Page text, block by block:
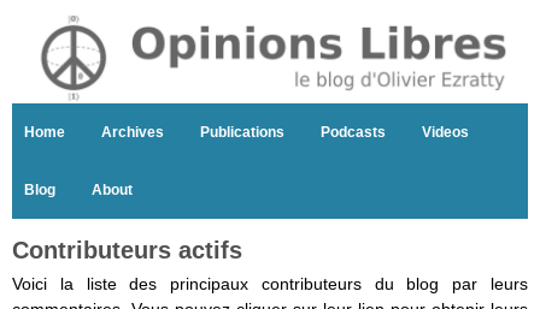
Home Archives Publications Podcasts Videos
Blog About
Contributeurs actifs
Voici la liste des principaux contributeurs du blog par leurs